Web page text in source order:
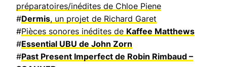
préparatoires/inédites de Chloe Piene
#Dermis, un projet de Richard Garet
#Pièces sonores inédites de Kaffee Matthews
#Essential UBU de John Zorn
#Past Present Imperfect de Robin Rimbaud –